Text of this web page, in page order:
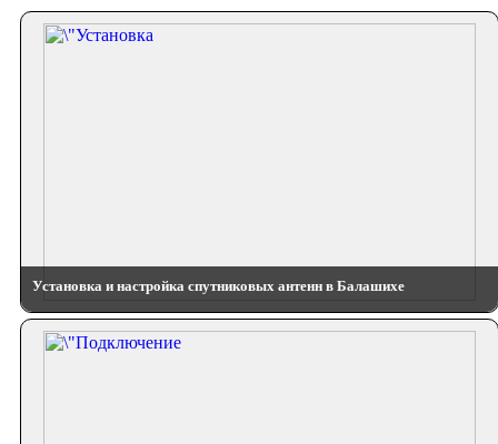
Установка и настройка спутниковых антенн в Балашихе